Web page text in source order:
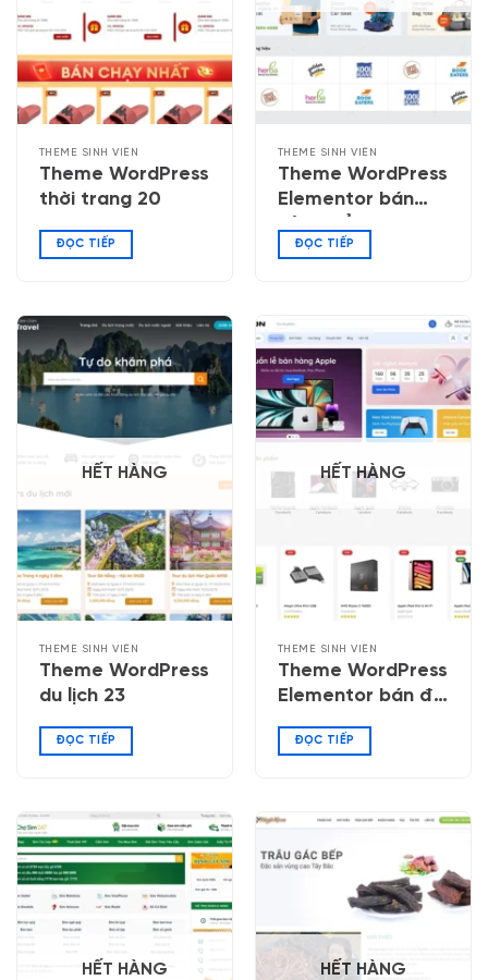
THEME SINH VIÊN
Theme WordPress
thời trang 20
ĐỌC TIẾP
THEME SINH VIÊN
Theme WordPress
Elementor bán
sản phẩm mẹ và
bé 04
ĐỌC TIẾP
HẾT HÀNG
THEME SINH VIÊN
Theme WordPress
du lịch 23
ĐỌC TIẾP
HẾT HÀNG
THEME SINH VIÊN
Theme WordPress
Elementor bán đồ
công nghệ 05
ĐỌC TIẾP
HẾT HÀNG HẾT HÀNG